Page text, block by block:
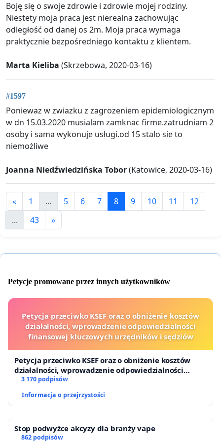
Boję się o swoje zdrowie i zdrowie mojej rodziny.
Niestety moja praca jest nierealna zachowując
odległość od danej os 2m. Moja praca wymaga
praktycznie bezpośredniego kontaktu z klientem.
Marta Kieliba (Skrzebowa, 2020-03-16)
#1597
Poniewaz w zwiazku z zagrozeniem epidemiologicznym
w dn 15.03.2020 musialam zamknac firme.zatrudniam 2
osoby i sama wykonuje usługi.od 15 stalo sie to
niemożliwe
Joanna Niedźwiedzińska Tobor(Katowice, 2020-03-16)
« 1 ... 5 6 7 8 9 10 11
12
...
43 »
Petycje promowane przez innych użytkowników
Petycja przeciwko KSEF oraz o obniżenie kosztów
działalności, wprowadzenie odpowiedzialności
finansowej kluczowych urzędników i sędziów
Petycja przeciwko KSEF oraz o obniżenie kosztów
działalności, wprowadzenie odpowiedzialności
finansowej kluczowych urzędników i sędziów
3 170 podpisów
Informacja o przejrzystości
Stop podwyżce akcyzy dla branży vape
862 podpisów